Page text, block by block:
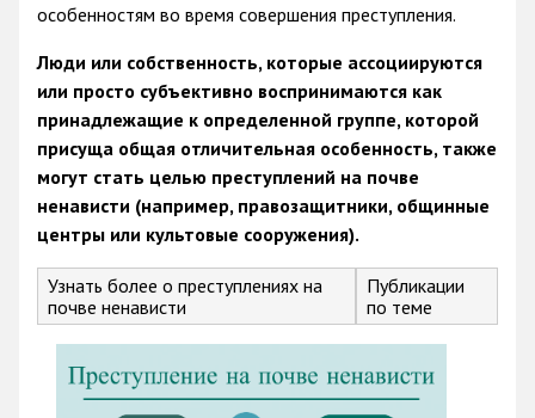
особенностям во время совершения преступления.
Люди или собственность, которые ассоциируются
или просто субъективно воспринимаются как
принадлежащие к определенной группе, которой
присуща общая отличительная особенность, также
могут стать целью преступлений на почве
ненависти (например, правозащитники, общинные
центры или культовые сооружения).
Узнать более о преступлениях на
почве ненависти
Публикации
по теме